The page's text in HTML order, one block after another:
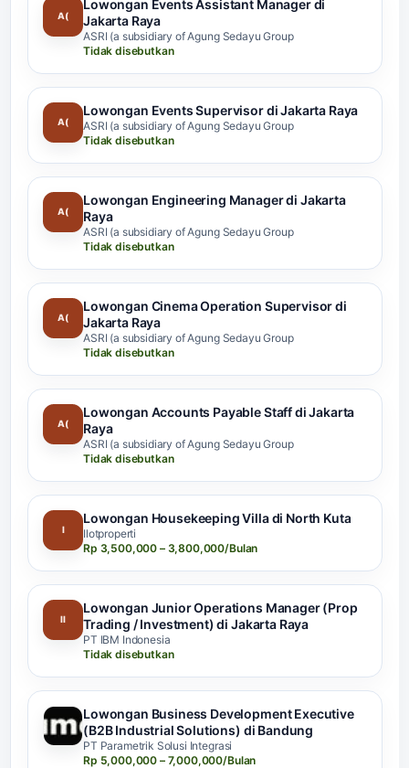
A(
Lowongan Events Assistant Manager di
Jakarta Raya
ASRI (a subsidiary of Agung Sedayu Group
Tidak disebutkan
A(
Lowongan Events Supervisor di Jakarta Raya
ASRI (a subsidiary of Agung Sedayu Group
Tidak disebutkan
A(
Lowongan Engineering Manager di Jakarta
Raya
ASRI (a subsidiary of Agung Sedayu Group
Tidak disebutkan
A(
Lowongan Cinema Operation Supervisor di
Jakarta Raya
ASRI (a subsidiary of Agung Sedayu Group
Tidak disebutkan
A(
Lowongan Accounts Payable Staff di Jakarta
Raya
ASRI (a subsidiary of Agung Sedayu Group
Tidak disebutkan
I
Lowongan Housekeeping Villa di North Kuta
Ilotproperti
Rp 3,500,000 – 3,800,000/Bulan
II
Lowongan Junior Operations Manager (Prop
Trading / Investment) di Jakarta Raya
PT IBM Indonesia
Tidak disebutkan
Lowongan Business Development Executive
(B2B Industrial Solutions) di Bandung
PT Parametrik Solusi Integrasi
Rp 5,000,000 – 7,000,000/Bulan